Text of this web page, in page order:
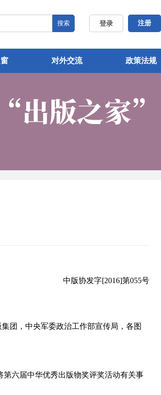
登录 注册
搜索
对外交流 政策法规
中版协发字[2016]第055号
团，中央军委政治工作部宣传局，各图
六届中华优秀出版物奖评奖活动有关事